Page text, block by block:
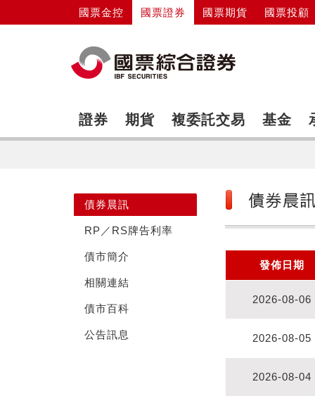
國票金控 國票證券 國票期貨 國票投顧
證券 期貨 複委託交易 基金
債券晨訊
RP／RS牌告利率
債市簡介
相關連結
債市百科
公告訊息
發佈日期
2026-08-06
2026-08-05
2026-08-04